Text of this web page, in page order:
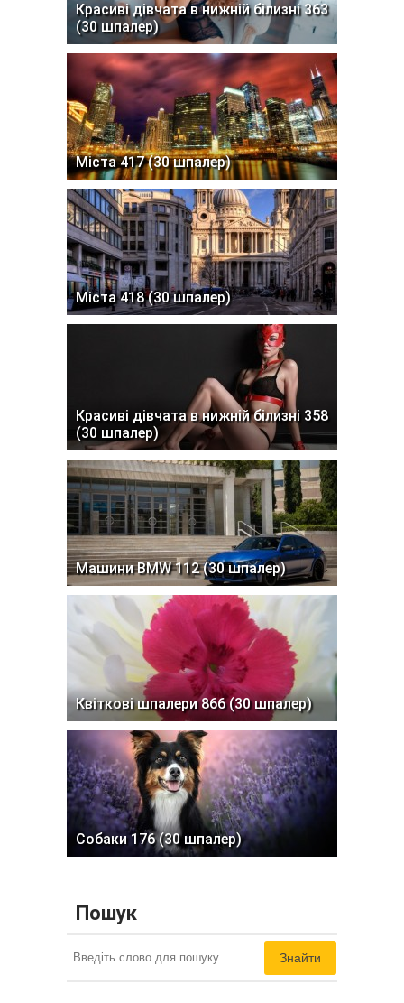
Красиві дівчата в нижній білизні 363
(30 шпалер)
Міста 417 (30 шпалер)
Міста 418 (30 шпалер)
Красиві дівчата в нижній білизні 358
(30 шпалер)
Машини BMW 112 (30 шпалер)
Квіткові шпалери 866 (30 шпалер)
Собаки 176 (30 шпалер)
Пошук
Знайти